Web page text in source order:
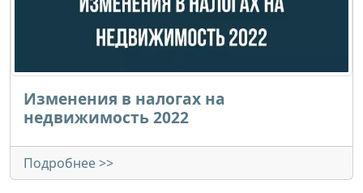
Изменения в налогах на
недвижимость 2022
Подробнее >>